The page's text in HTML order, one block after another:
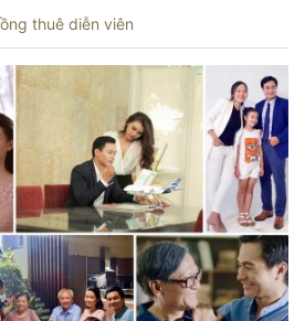
thuê diễn viên